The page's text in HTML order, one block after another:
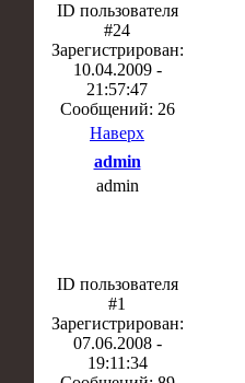
ID пользователя
#24
Зарегистрирован:
10.04.2009 -
21:57:47
Сообщений: 26
Наверх
admin
admin
ID пользователя
#1
Зарегистрирован:
07.06.2008 -
19:11:34